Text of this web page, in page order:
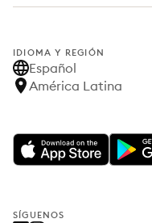
IDIOMA Y REGIÓN
Español
América Latina
SÍGUENOS